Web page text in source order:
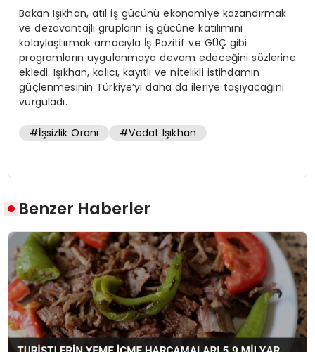
Bakan Işıkhan, atıl iş gücünü ekonomiye kazandırmak
ve dezavantajlı grupların iş gücüne katılımını
kolaylaştırmak amacıyla İş Pozitif ve GÜÇ gibi
programların uygulanmaya devam edeceğini sözlerine
ekledi. Işıkhan, kalıcı, kayıtlı ve nitelikli istihdamın
güçlenmesinin Türkiye’yi daha da ileriye taşıyacağını
vurguladı.
#İşsizlik Oranı #Vedat Işıkhan
Benzer Haberler